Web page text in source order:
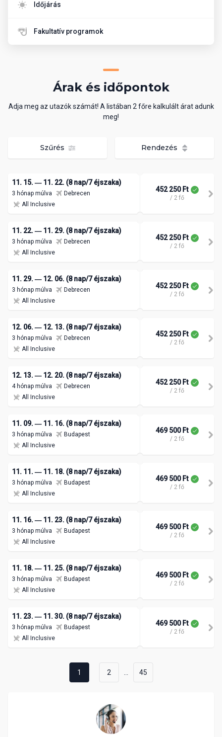
Időjárás
Fakultatív programok
Árak és időpontok
Adja meg az utazók számát! A listában 2 főre kalkulált árat adunk
meg!
Szűrés Rendezés
11. 15. ― 11. 22. (8 nap/7 éjszaka)
3 hónap múlva
Debrecen
All Inclusive
452 250 Ft
/ 2 fő
11. 22. ― 11. 29. (8 nap/7 éjszaka)
3 hónap múlva
Debrecen
All Inclusive
452 250 Ft
/ 2 fő
11. 29. ― 12. 06. (8 nap/7 éjszaka)
3 hónap múlva
Debrecen
All Inclusive
452 250 Ft
/ 2 fő
12. 06. ― 12. 13. (8 nap/7 éjszaka)
3 hónap múlva
Debrecen
All Inclusive
452 250 Ft
/ 2 fő
12. 13. ― 12. 20. (8 nap/7 éjszaka)
4 hónap múlva
Debrecen
All Inclusive
452 250 Ft
/ 2 fő
11. 09. ― 11. 16. (8 nap/7 éjszaka)
3 hónap múlva
Budapest
All Inclusive
469 500 Ft
/ 2 fő
11. 11. ― 11. 18. (8 nap/7 éjszaka)
3 hónap múlva
Budapest
All Inclusive
469 500 Ft
/ 2 fő
11. 16. ― 11. 23. (8 nap/7 éjszaka)
3 hónap múlva
Budapest
All Inclusive
469 500 Ft
/ 2 fő
11. 18. ― 11. 25. (8 nap/7 éjszaka)
3 hónap múlva
Budapest
All Inclusive
469 500 Ft
/ 2 fő
11. 23. ― 11. 30. (8 nap/7 éjszaka)
3 hónap múlva
Budapest
All Inclusive
469 500 Ft
/ 2 fő
1 2 45